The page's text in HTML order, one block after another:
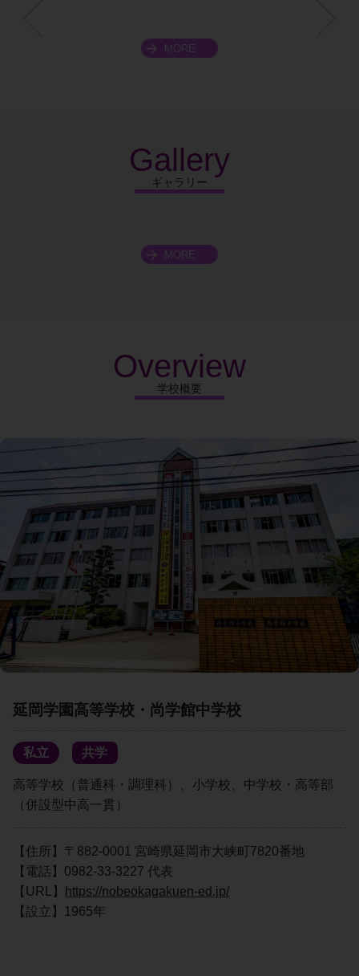
スクロールできます
MORE
ギャラリー
Gallery
MORE
学校概要
Overview
延岡学園高等学校・尚学館中学校
私立 共学
高等学校（普通科・調理科）、小学校、中学校・高等部
（併設型中高一貫）
【住所】〒882-0001 宮崎県延岡市大峡町7820番地
【電話】0982-33-3227 代表
【URL】
https://nobeokagakuen-ed.jp/
【設立】1965年